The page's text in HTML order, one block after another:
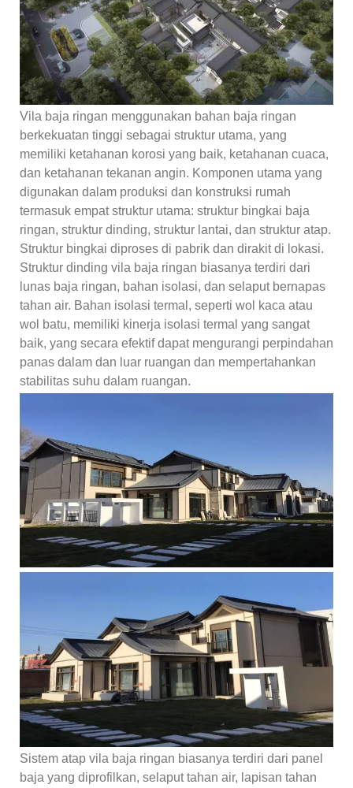
Vila baja ringan menggunakan bahan baja ringan
berkekuatan tinggi sebagai struktur utama, yang
memiliki ketahanan korosi yang baik, ketahanan cuaca,
dan ketahanan tekanan angin. Komponen utama yang
digunakan dalam produksi dan konstruksi rumah
termasuk empat struktur utama: struktur bingkai baja
ringan, struktur dinding, struktur lantai, dan struktur atap.
Struktur bingkai diproses di pabrik dan dirakit di lokasi.
Struktur dinding vila baja ringan biasanya terdiri dari
lunas baja ringan, bahan isolasi, dan selaput bernapas
tahan air. Bahan isolasi termal, seperti wol kaca atau
wol batu, memiliki kinerja isolasi termal yang sangat
baik, yang secara efektif dapat mengurangi perpindahan
panas dalam dan luar ruangan dan mempertahankan
stabilitas suhu dalam ruangan.
Sistem atap vila baja ringan biasanya terdiri dari panel
baja yang diprofilkan, selaput tahan air, lapisan tahan